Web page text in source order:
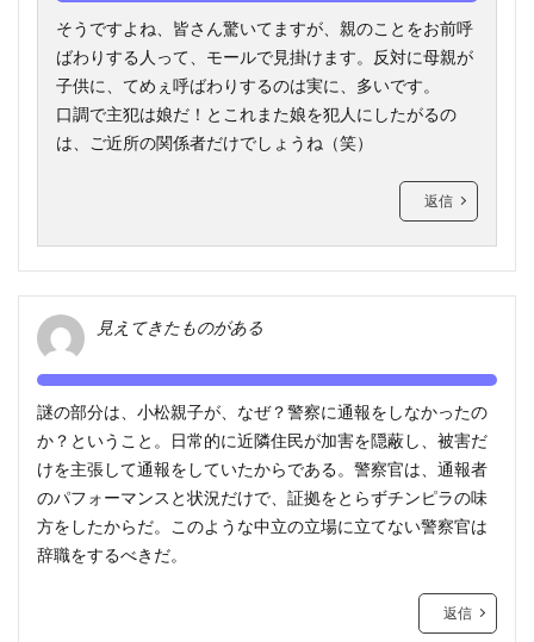
そうですよね、皆さん驚いてますが、親のことをお前呼
ばわりする人って、モールで見掛けます。反対に母親が
子供に、てめぇ呼ばわりするのは実に、多いです。
口調で主犯は娘だ！とこれまた娘を犯人にしたがるの
は、ご近所の関係者だけでしょうね（笑）
返信
見えてきたものがある
謎の部分は、小松親子が、なぜ？警察に通報をしなかったの
か？ということ。日常的に近隣住民が加害を隠蔽し、被害だ
けを主張して通報をしていたからである。警察官は、通報者
のパフォーマンスと状況だけで、証拠をとらずチンピラの味
方をしたからだ。このような中立の立場に立てない警察官は
辞職をするべきだ。
返信